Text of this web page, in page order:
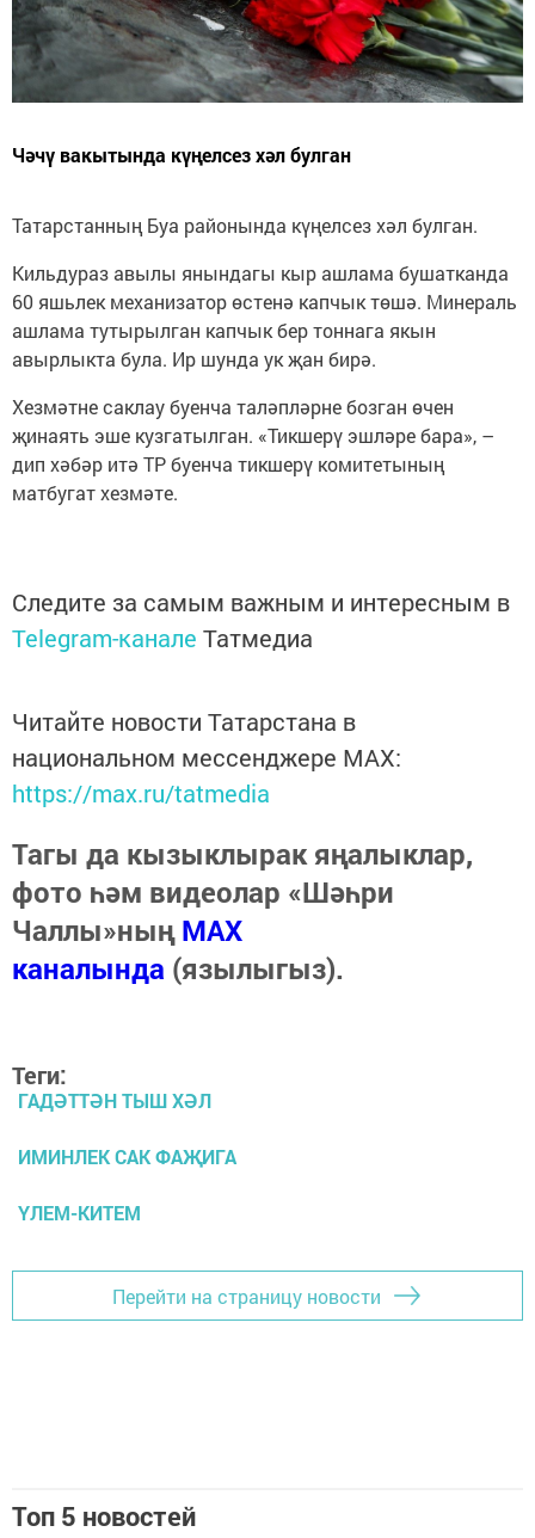
Чәчү вакытында күңелсез хәл булган
Татарстанның Буа районында күңелсез хәл булган.
Кильдураз авылы янындагы кыр ашлама бушатканда
60 яшьлек механизатор өстенә капчык төшә. Минераль
ашлама тутырылган капчык бер тоннага якын
авырлыкта була. Ир шунда ук җан бирә.
Хезмәтне саклау буенча таләпләрне бозган өчен
җинаять эше кузгатылган. «Тикшерү эшләре бара», –
дип хәбәр итә ТР буенча тикшерү комитетының
матбугат хезмәте.
Следите за самым важным и интересным в
Telegram-канале Татмедиа
Читайте новости Татарстана в
национальном мессенджере MАХ:
https://max.ru/tatmedia
Тагы да кызыклырак яңалыклар,
фото һәм видеолар «Шәһри
Чаллы»ныңMAX
каналында (язылыгыз).
Теги:
ГАДӘТТӘН ТЫШ ХӘЛ
ИМИНЛЕК САК ФАҖИГА
ҮЛЕМ-КИТЕМ
Перейти на страницу новости
Топ 5 новостей